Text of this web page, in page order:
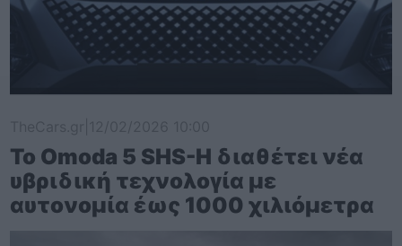
Το Omoda 5 SHS-H διαθέτει νέα
υβριδική τεχνολογία με
αυτονομία έως 1000 χιλιόμετρα